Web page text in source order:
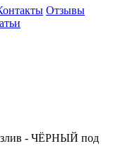
Отзывы
- ЧЁРНЫЙ под